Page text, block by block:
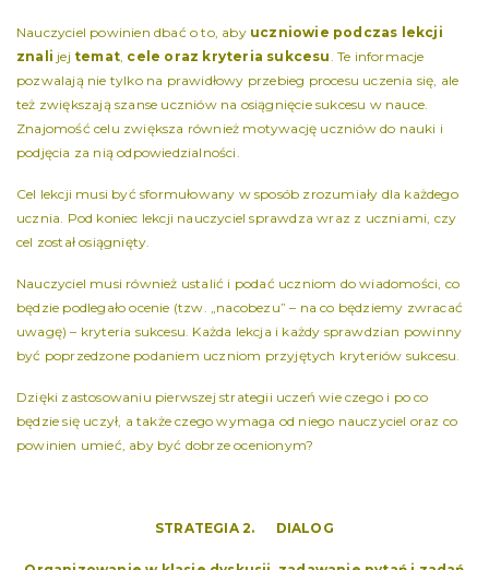
Nauczyciel powinien dbać o to, aby uczniowie podczas lekcji
znali jej temat, cele oraz kryteria sukcesu. Te informacje
pozwalają nie tylko na prawidłowy przebieg procesu uczenia się, ale
też zwiększają szanse uczniów na osiągnięcie sukcesu w nauce.
Znajomość celu zwiększa również motywację uczniów do nauki i
podjęcia za nią odpowiedzialności.
Cel lekcji musi być sformułowany w sposób zrozumiały dla każdego
ucznia. Pod koniec lekcji nauczyciel sprawdza wraz z uczniami, czy
cel został osiągnięty.
Nauczyciel musi również ustalić i podać uczniom do wiadomości, co
będzie podlegało ocenie (tzw. „nacobezu” – na co będziemy zwracać
uwagę) – kryteria sukcesu. Każda lekcja i każdy sprawdzian powinny
być poprzedzone podaniem uczniom przyjętych kryteriów sukcesu.
Dzięki zastosowaniu pierwszej strategii uczeń wie czego i po co
będzie się uczył, a także czego wymaga od niego nauczyciel oraz co
powinien umieć, aby być dobrze ocenionym?
STRATEGIA 2. DIALOG